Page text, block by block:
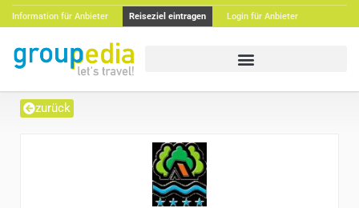
Information für Anbieter Reiseziel eintragen Login für Anbieter
zurück